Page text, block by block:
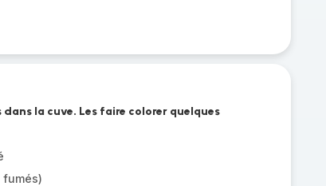
la cuve. Les faire colorer quelques
fumés)